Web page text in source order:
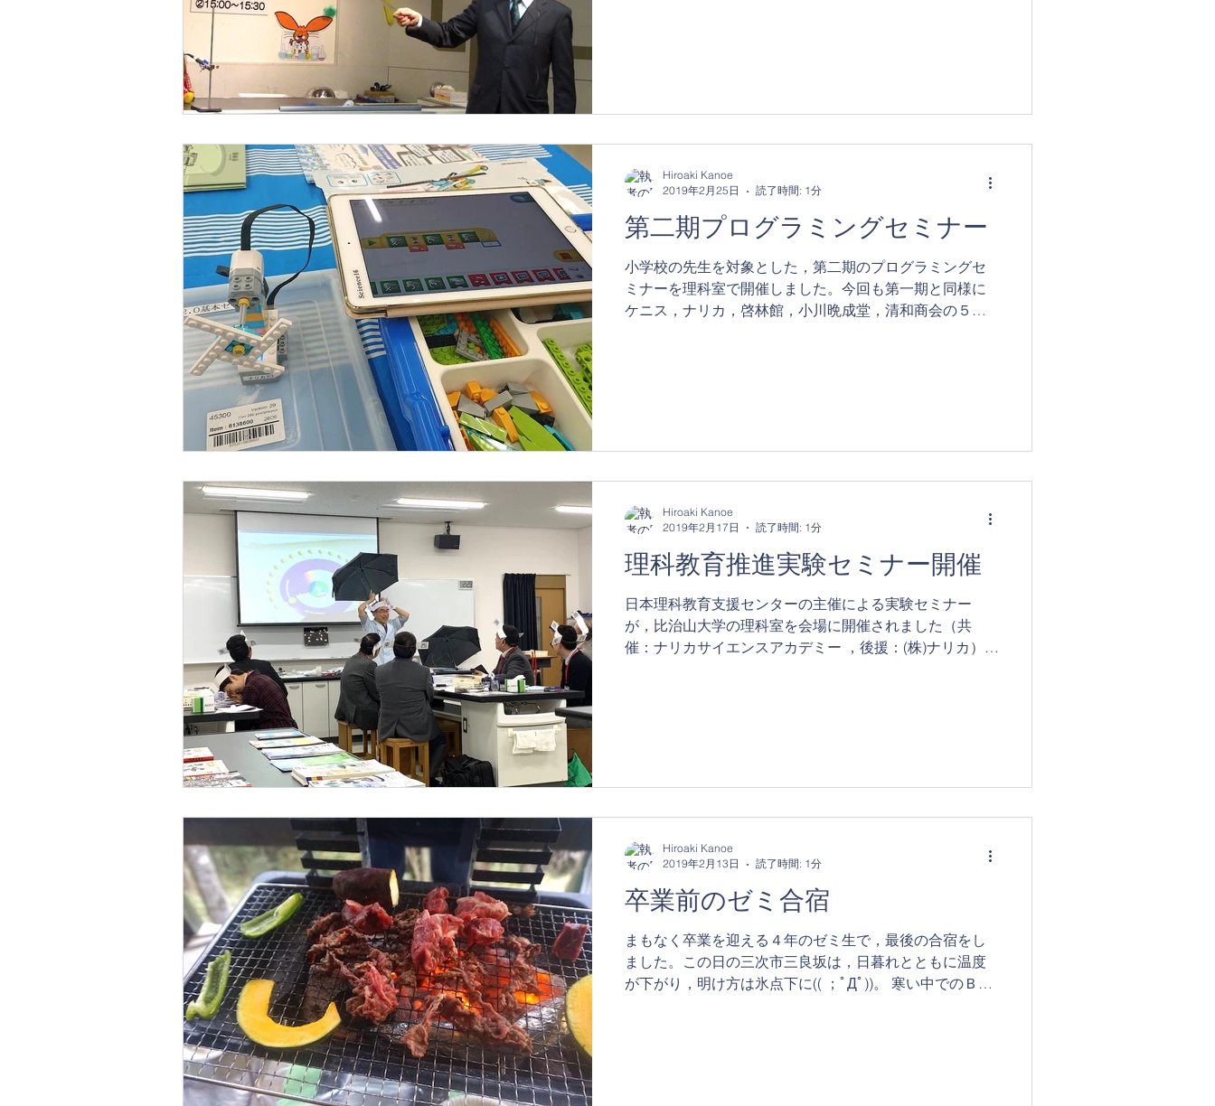
第二期プログラミングセミナー
小学校の先生を対象とした，第二期のプログラミングセ
ミナーを理科室で開催しました。今回も第一期と同様に
ケニス，ナリカ，啓林館，小川晩成堂，清和商会の５社
Hiroaki Kanoe
2019年2月25日
読了時間: 1分
理科教育推進実験セミナー開催
日本理科教育支援センターの主催による実験セミナー
が，比治山大学の理科室を会場に開催されました（共
催：ナリカサイエンスアカデミー ，後援：(株)ナリカ）。
Hiroaki Kanoe
2019年2月17日
読了時間: 1分
卒業前のゼミ合宿
まもなく卒業を迎える４年のゼミ生で，最後の合宿をし
ました。この日の三次市三良坂は，日暮れとともに温度
が下がり，明け方は氷点下に(( ；ﾟДﾟ))。 寒い中でのＢＢ
Hiroaki Kanoe
2019年2月13日
読了時間: 1分